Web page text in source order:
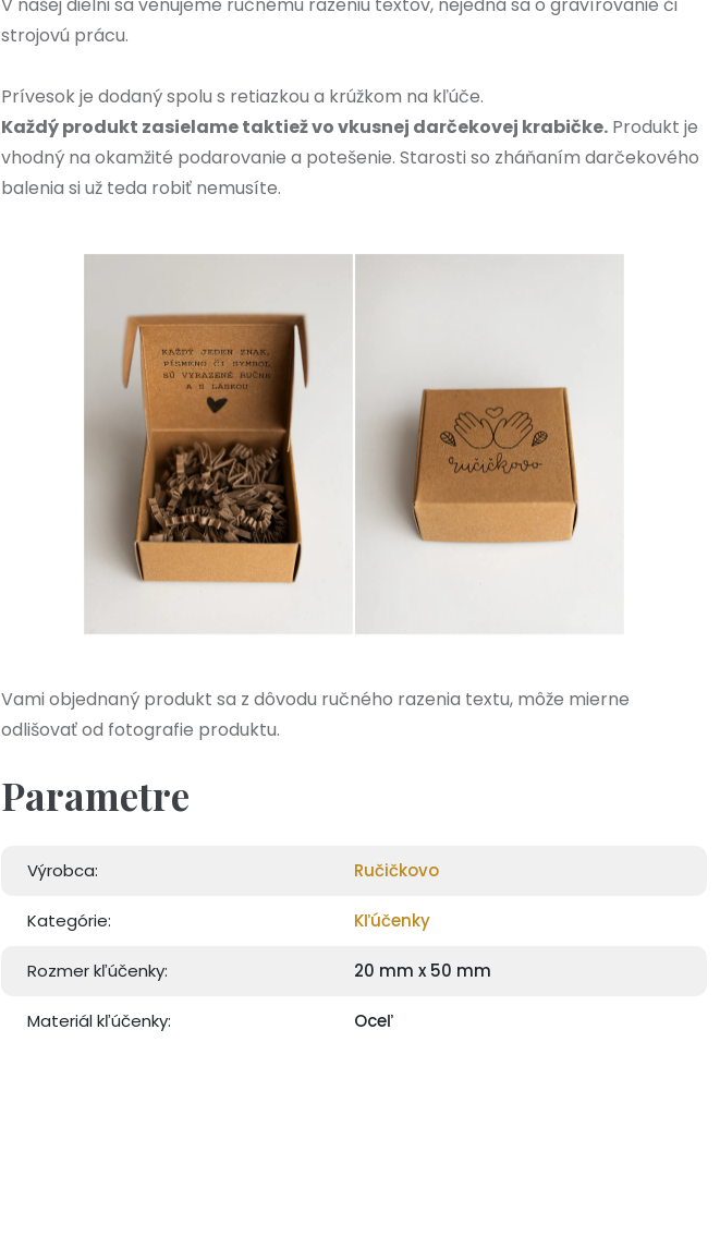
strojovú prácu.
Prívesok je dodaný spolu s retiazkou a krúžkom na kľúče.
Každý produkt zasielame taktiež vo vkusnej darčekovej krabičke. Produkt je
vhodný na okamžité podarovanie a potešenie. Starosti so zháňaním darčekového
balenia si už teda robiť nemusíte.
Vami objednaný produkt sa z dôvodu ručného razenia textu, môže mierne
odlišovať od fotografie produktu.
Parametre
Výrobca: Ručičkovo
Kategórie: Kľúčenky
Rozmer kľúčenky: 20 mm x 50 mm
Materiál kľúčenky: Oceľ